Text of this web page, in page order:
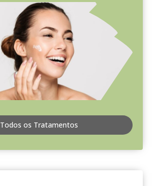
Todos os Tratamentos